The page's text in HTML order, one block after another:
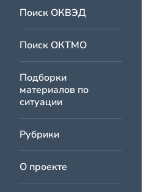
Поиск ОКВЭД
Поиск ОКТМО
Подборки
материалов по
ситуации
Рубрики
О проекте